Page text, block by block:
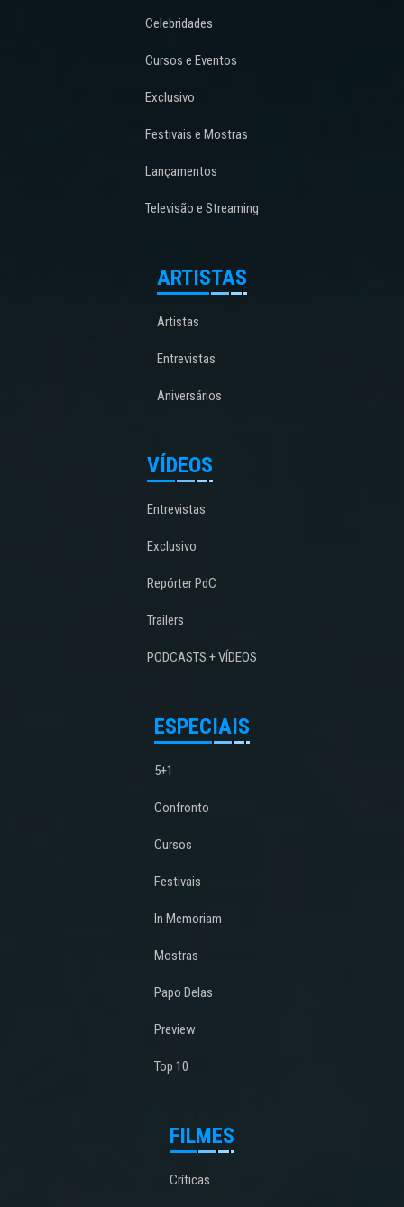
Celebridades
Cursos e Eventos
Exclusivo
Festivais e Mostras
Lançamentos
Televisão e Streaming
ARTISTAS
Artistas
Entrevistas
Aniversários
VÍDEOS
Entrevistas
Exclusivo
Repórter PdC
Trailers
PODCASTS + VÍDEOS
ESPECIAIS
5+1
Confronto
Cursos
Festivais
In Memoriam
Mostras
Papo Delas
Preview
Top 10
FILMES
Críticas